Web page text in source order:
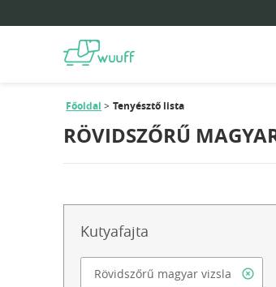
Főoldal Tenyésztő lista
RÖVIDSZŐRŰ
Kutyafajta